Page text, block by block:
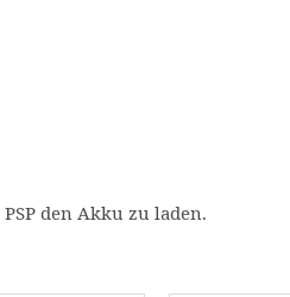
den Akku zu laden.